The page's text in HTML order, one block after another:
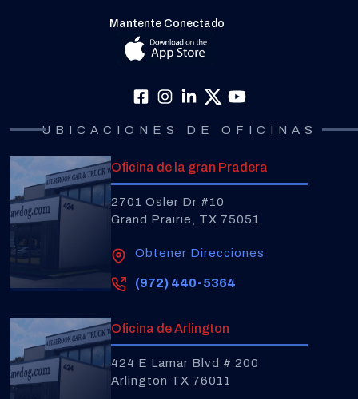
Mantente Conectado
UBICACIONES DE OFICINAS
Oficina de la gran Pradera
2701 Osler Dr #10
Grand Prairie, TX 75051
Obtener Direcciones
(972) 440-5364
Oficina de Arlington
424 E Lamar Blvd # 200
Arlington TX 76011